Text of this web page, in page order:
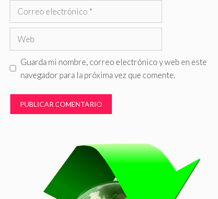
Correo
Web
Guarda mi nombre, correo electrónico y web en este
navegador para la próxima vez que comente.